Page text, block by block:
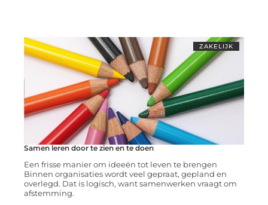
ZAKELIJK
Samen leren door te zien en te doen
Een frisse manier om ideeën tot leven te brengen
Binnen organisaties wordt veel gepraat, gepland en
overlegd. Dat is logisch, want samenwerken vraagt om
afstemming.